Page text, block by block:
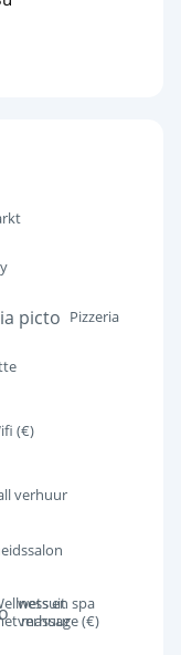
Pizzeria
(€)
verhuur
wetsuit
verhuur
en spa
massage (€)